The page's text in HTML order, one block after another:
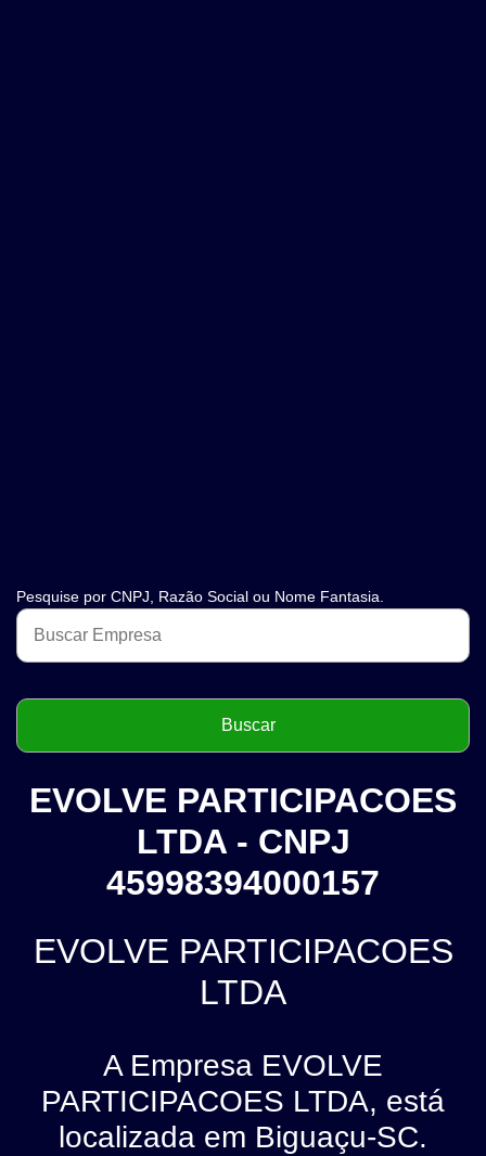
Pesquise por CNPJ, Razão Social ou Nome Fantasia.
EVOLVE PARTICIPACOES
LTDA - CNPJ
45998394000157
EVOLVE PARTICIPACOES
LTDA
A Empresa EVOLVE
PARTICIPACOES LTDA, está
localizada em Biguaçu-SC.